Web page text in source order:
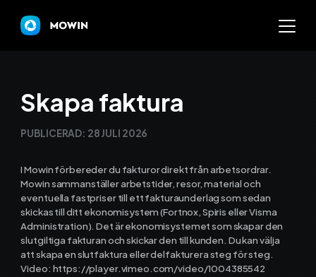
Byt system och behåll
Priser
Nyheter
Prova Mowin 30 DAGAR
Skapa faktura
PUBLICERAD: 28 JULI 2026
I Mowin förbereder du fakturor direkt från arbetsordrar.
Mowin sammanställer arbetstider, resor, material och
eventuella fastpriser till ett fakturaunderlag som sedan
skickas till ditt ekonomisystem (Fortnox, Spiris eller Visma
Administration). Det är ekonomisystemet som skapar den
slutgiltiga fakturan och skickar den till kunden. Du kan välja
att skapa en slutfaktura eller delfakturera steg för steg.
Video: https://player.vimeo.com/video/1004385542